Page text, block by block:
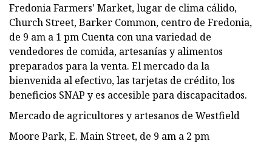
Fredonia Farmers' Market, lugar de clima cálido,
Church Street, Barker Common, centro de Fredonia,
de 9 am a 1 pm Cuenta con una variedad de
vendedores de comida, artesanías y alimentos
preparados para la venta. El mercado da la
bienvenida al efectivo, las tarjetas de crédito, los
beneficios SNAP y es accesible para discapacitados.
Mercado de agricultores y artesanos de Westfield
Moore Park, E. Main Street, de 9 am a 2 pm